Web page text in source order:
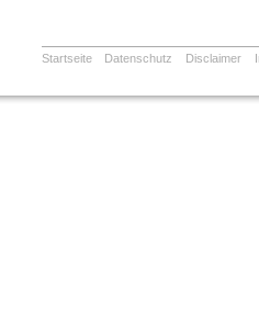
Startseite Datenschutz Disclaimer